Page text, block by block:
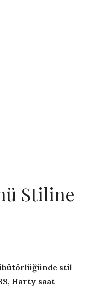
Stiline
stil
Harty saat